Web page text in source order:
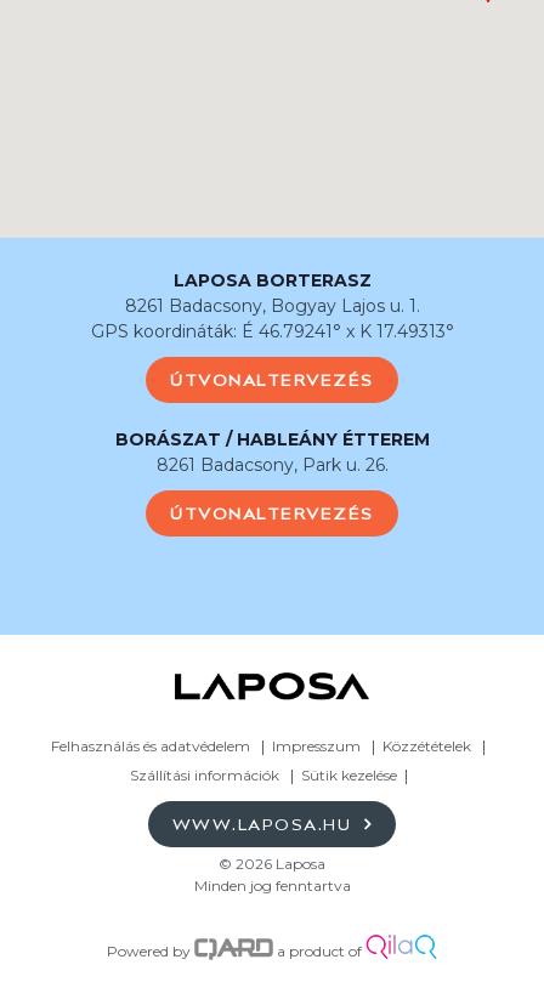
LAPOSA BORTERASZ
8261 Badacsony, Bogyay Lajos u. 1.
GPS koordináták: É 46.79241° x K 17.49313°
ÚTVONALTERVEZÉS
BORÁSZAT / HABLEÁNY ÉTTEREM
8261 Badacsony, Park u. 26.
ÚTVONALTERVEZÉS
Felhasználás és adatvédelem Impresszum
Közzétételek
Szállítási információk
Sütik kezelése
WWW.LAPOSA.HU
© 2026 Laposa
Minden jog fenntartva
Powered by a product of